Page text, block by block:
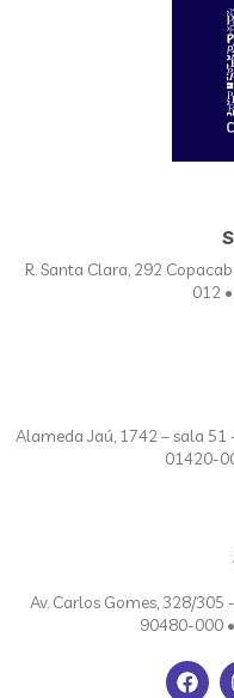
R. Santa Clara, 292
012
Alameda Jaú, 1742 – sala 51
01420-
Av. Carlos Gomes, 328/305
90480-000